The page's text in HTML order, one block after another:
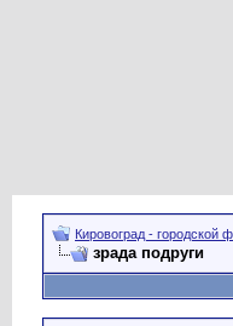
Кировоград - городской
зрада подруги